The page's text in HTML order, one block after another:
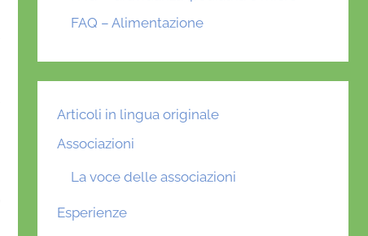
FAQ – Alimentazione
Articoli in lingua originale
Associazioni
La voce delle associazioni
Esperienze